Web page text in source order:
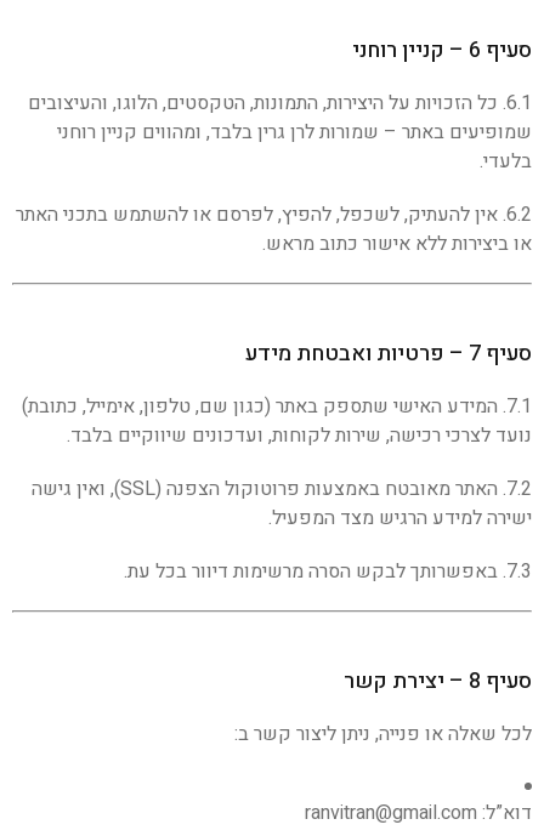
סעיף 6 – קניין רוחני
6.1. כל הזכויות על היצירות, התמונות, הטקסטים, הלוגו, והעיצובים
שמופיעים באתר – שמורות לרן גרין בלבד, ומהווים קניין רוחני
בלעדי.
6.2. אין להעתיק, לשכפל, להפיץ, לפרסם או להשתמש בתכני האתר
או ביצירות ללא אישור כתוב מראש.
סעיף 7 – פרטיות ואבטחת מידע
7.1. המידע האישי שתספק באתר (כגון שם, טלפון, אימייל, כתובת)
נועד לצרכי רכישה, שירות לקוחות, ועדכונים שיווקיים בלבד.
7.2. האתר מאובטח באמצעות פרוטוקול הצפנה (SSL), ואין גישה
ישירה למידע הרגיש מצד המפעיל.
7.3. באפשרותך לבקש הסרה מרשימות דיוור בכל עת.
סעיף 8 – יצירת קשר
לכל שאלה או פנייה, ניתן ליצור קשר ב:
דוא”ל: ranvitran@gmail.com